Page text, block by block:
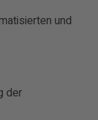
und
der